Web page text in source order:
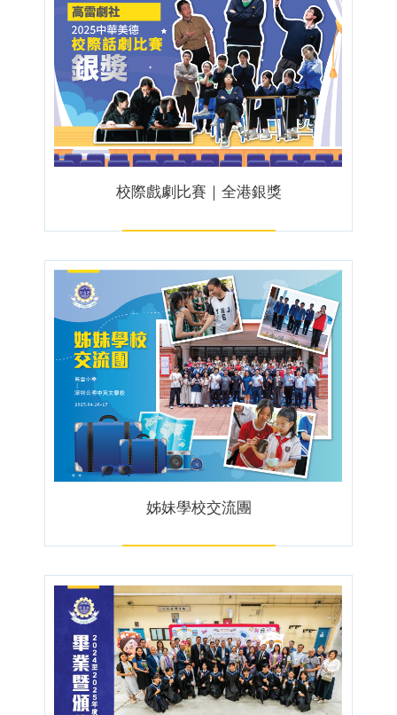
校際戲劇比賽｜全港銀獎
姊妹學校交流團